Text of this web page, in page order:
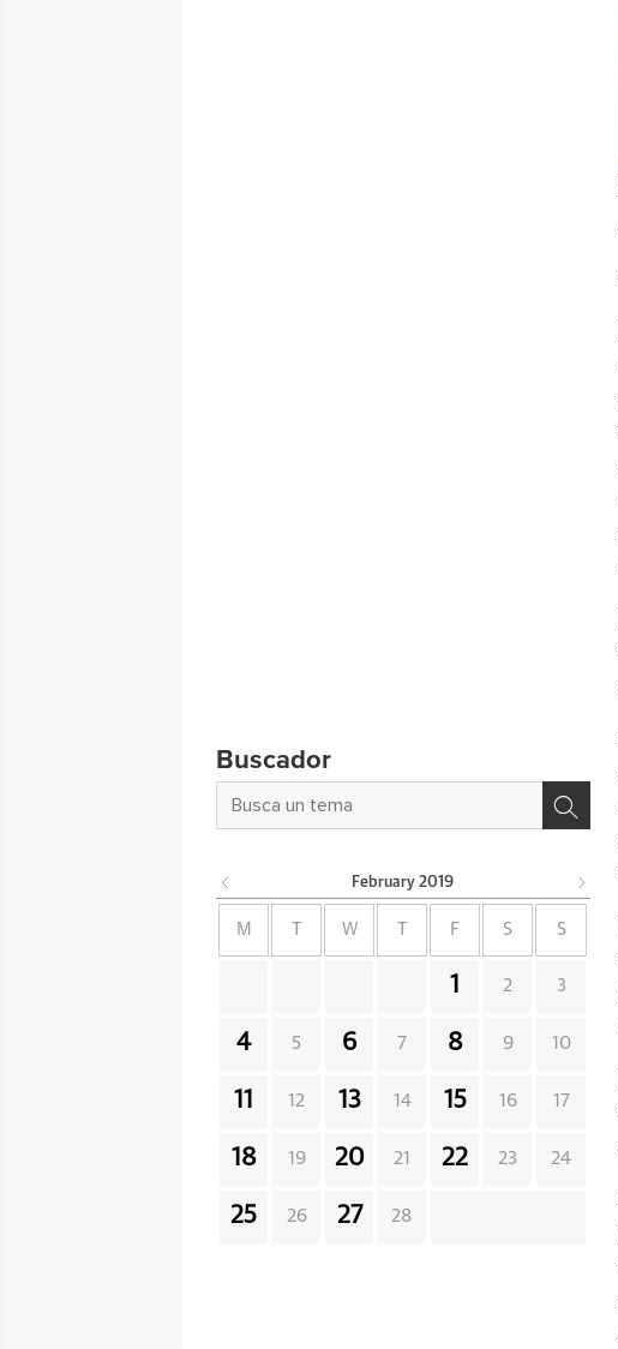
Buscador
February 2019
M W F S S
1 2 3
4 5 6 7 8 9 10
11 12 13 14 15 16 17
18 19 20 21 22 23 24
25 26 27 28